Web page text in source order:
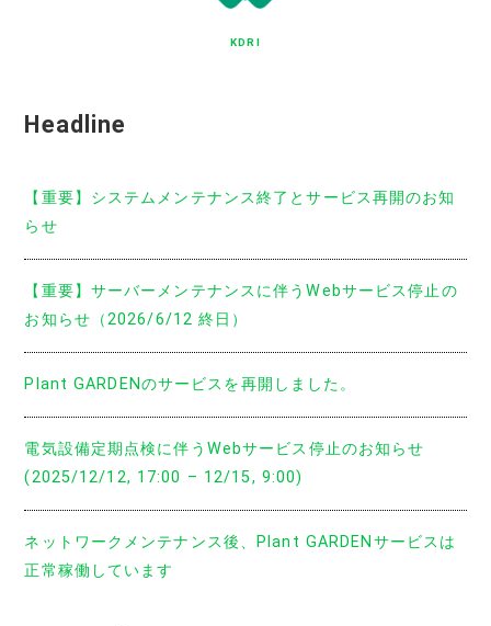
KDRI
Headline
【重要】システムメンテナンス終了とサービス再開のお知
らせ
【重要】サーバーメンテナンスに伴うWebサービス停止の
お知らせ（2026/6/12 終日）
Plant GARDENのサービスを再開しました。
電気設備定期点検に伴うWebサービス停止のお知らせ
(2025/12/12, 17:00 – 12/15, 9:00)
ネットワークメンテナンス後、Plant GARDENサービスは
正常稼働しています